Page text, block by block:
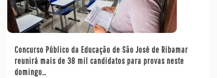
Concurso Público da Educação de São José de Ribamar
reunirá mais de 38 mil candidatos para provas neste
domingo…